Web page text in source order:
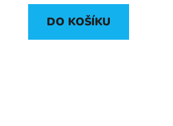
DO KOŠÍKU